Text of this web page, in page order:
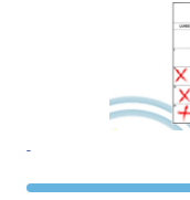
-